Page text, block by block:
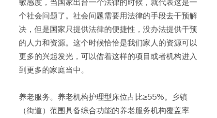
敏感度，当国家出台一个法律的时候，就代表这是一
个社会问题了。社会问题需要用法律的手段去干预解
决，但是国家只提供法律的便捷性，没办法提供干预
的人力和资源。这个时候恰恰是我们家人的资源可以
更多的兴起发光，可以借着这样的项目或者机构进入
到更多的家庭当中。
养老服务。养老机构护理型床位占比≥55%。乡镇
（街道）范围具备综合功能的养老服务机构覆盖率